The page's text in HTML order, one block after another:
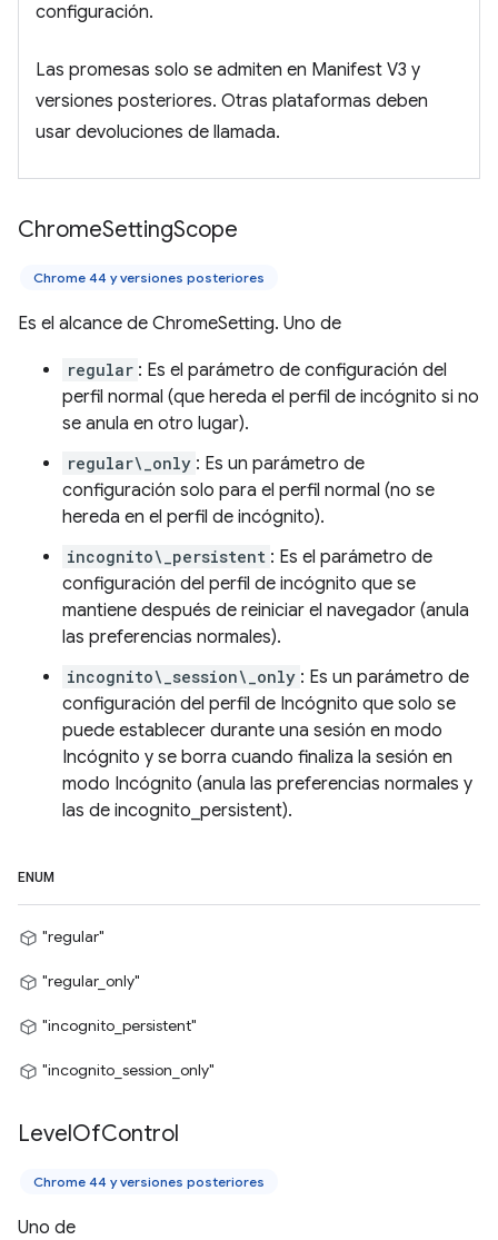
configuración.
Las promesas solo se admiten en Manifest V3 y
versiones posteriores. Otras plataformas deben
usar devoluciones de llamada.
ChromeSettingScope
Chrome 44 y versiones posteriores
Es el alcance de ChromeSetting. Uno de
regular : Es el parámetro de configuración del
perfil normal (que hereda el perfil de incógnito si no
se anula en otro lugar).
regular\_only : Es un parámetro de
configuración solo para el perfil normal (no se
hereda en el perfil de incógnito).
incognito\_persistent : Es el parámetro de
configuración del perfil de incógnito que se
mantiene después de reiniciar el navegador (anula
las preferencias normales).
incognito\_session\_only : Es un parámetro de
configuración del perfil de Incógnito que solo se
puede establecer durante una sesión en modo
Incógnito y se borra cuando finaliza la sesión en
modo Incógnito (anula las preferencias normales y
las de incognito_persistent).
ENUM
"regular"
"regular_only"
"incognito_persistent"
"incognito_session_only"
LevelOfControl
Chrome 44 y versiones posteriores
Uno de